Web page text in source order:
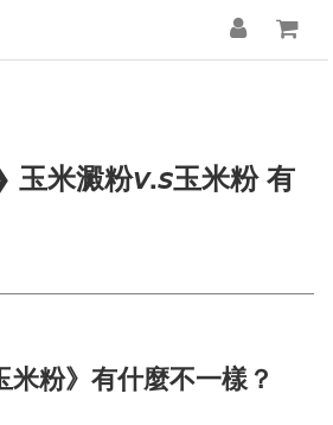
玉米澱粉𝘷.𝘴玉米粉 有
米粉》有什麼不一樣？